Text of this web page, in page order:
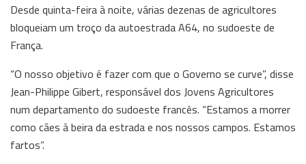
Desde quinta-feira à noite, várias dezenas de agricultores
bloqueiam um troço da autoestrada A64, no sudoeste de
França.
“O nosso objetivo é fazer com que o Governo se curve”, disse
Jean-Philippe Gibert, responsável dos Jovens Agricultores
num departamento do sudoeste francês. “Estamos a morrer
como cães à beira da estrada e nos nossos campos. Estamos
fartos”.